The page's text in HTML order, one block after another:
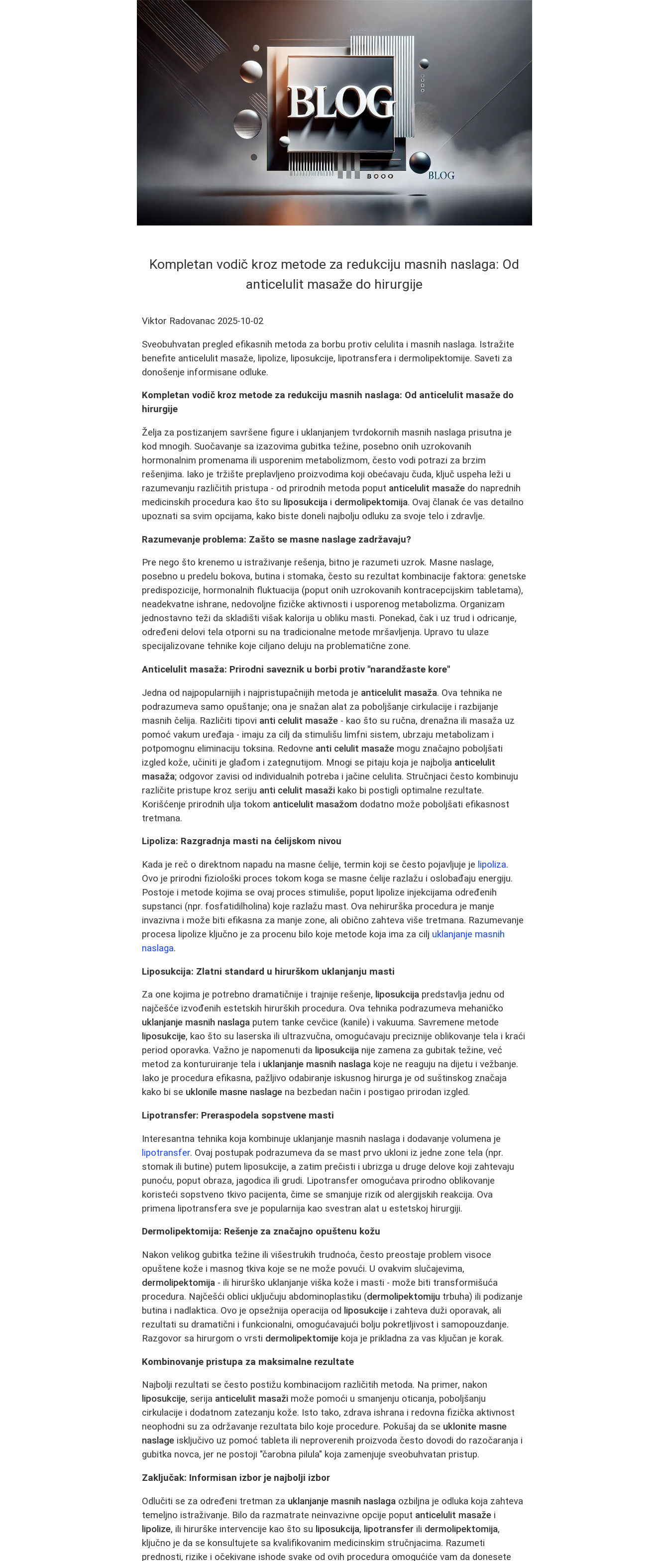
Kompletan vodič kroz metode za redukciju masnih naslaga: Od
anticelulit masaže do hirurgije
Viktor Radovanac 2025-10-02
Sveobuhvatan pregled efikasnih metoda za borbu protiv celulita i masnih naslaga. Istražite
benefite anticelulit masaže, lipolize, liposukcije, lipotransfera i dermolipektomije. Saveti za
donošenje informisane odluke.
Kompletan vodič kroz metode za redukciju masnih naslaga: Od anticelulit masaže do
hirurgije
Želja za postizanjem savršene figure i uklanjanjem tvrdokornih masnih naslaga prisutna je
kod mnogih. Suočavanje sa izazovima gubitka težine, posebno onih uzrokovanih
hormonalnim promenama ili usporenim metabolizmom, često vodi potrazi za brzim
rešenjima. Iako je tržište preplavljeno proizvodima koji obećavaju čuda, ključ uspeha leži u
razumevanju različitih pristupa - od prirodnih metoda poput anticelulit masaže do naprednih
medicinskih procedura kao što su liposukcija i dermolipektomija. Ovaj članak će vas detailno
upoznati sa svim opcijama, kako biste doneli najbolju odluku za svoje telo i zdravlje.
Razumevanje problema: Zašto se masne naslage zadržavaju?
Pre nego što krenemo u istraživanje rešenja, bitno je razumeti uzrok. Masne naslage,
posebno u predelu bokova, butina i stomaka, često su rezultat kombinacije faktora: genetske
predispozicije, hormonalnih fluktuacija (poput onih uzrokovanih kontracepcijskim tabletama),
neadekvatne ishrane, nedovoljne fizičke aktivnosti i usporenog metabolizma. Organizam
jednostavno teži da skladišti višak kalorija u obliku masti. Ponekad, čak i uz trud i odricanje,
određeni delovi tela otporni su na tradicionalne metode mršavljenja. Upravo tu ulaze
specijalizovane tehnike koje ciljano deluju na problematične zone.
Anticelulit masaža: Prirodni saveznik u borbi protiv "narandžaste kore"
Jedna od najpopularnijih i najpristupačnijih metoda je anticelulit masaža. Ova tehnika ne
podrazumeva samo opuštanje; ona je snažan alat za poboljšanje cirkulacije i razbijanje
masnih čelija. Različiti tipovi anti celulit masaže - kao što su ručna, drenažna ili masaža uz
pomoć vakum uređaja - imaju za cilj da stimulišu limfni sistem, ubrzaju metabolizam i
potpomognu eliminaciju toksina. Redovne anti celulit masaže mogu značajno poboljšati
izgled kože, učiniti je glađom i zategnutijom. Mnogi se pitaju koja je najbolja anticelulit
masaža; odgovor zavisi od individualnih potreba i jačine celulita. Stručnjaci često kombinuju
različite pristupe kroz seriju anti celulit masaži kako bi postigli optimalne rezultate.
Korišćenje prirodnih ulja tokom anticelulit masažom dodatno može poboljšati efikasnost
tretmana.
Lipoliza: Razgradnja masti na ćelijskom nivou
Kada je reč o direktnom napadu na masne ćelije, termin koji se često pojavljuje je lipoliza.
Ovo je prirodni fiziološki proces tokom koga se masne ćelije razlažu i oslobađaju energiju.
Postoje i metode kojima se ovaj proces stimuliše, poput lipolize injekcijama određenih
supstanci (npr. fosfatidilholina) koje razlažu mast. Ova nehirurška procedura je manje
invazivna i može biti efikasna za manje zone, ali obično zahteva više tretmana. Razumevanje
procesa lipolize ključno je za procenu bilo koje metode koja ima za cilj uklanjanje masnih
naslaga.
Liposukcija: Zlatni standard u hirurškom uklanjanju masti
Za one kojima je potrebno dramatičnije i trajnije rešenje, liposukcija predstavlja jednu od
najčešće izvođenih estetskih hirurških procedura. Ova tehnika podrazumeva mehaničko
uklanjanje masnih naslaga putem tanke cevčice (kanile) i vakuuma. Savremene metode
liposukcije, kao što su laserska ili ultrazvučna, omogućavaju preciznije oblikovanje tela i kraći
period oporavka. Važno je napomenuti da liposukcija nije zamena za gubitak težine, već
metod za konturuiranje tela i uklanjanje masnih naslaga koje ne reaguju na dijetu i vežbanje.
Iako je procedura efikasna, pažljivo odabiranje iskusnog hirurga je od suštinskog značaja
kako bi se uklonile masne naslage na bezbedan način i postigao prirodan izgled.
Lipotransfer: Preraspodela sopstvene masti
Interesantna tehnika koja kombinuje uklanjanje masnih naslaga i dodavanje volumena je
lipotransfer. Ovaj postupak podrazumeva da se mast prvo ukloni iz jedne zone tela (npr.
stomak ili butine) putem liposukcije, a zatim prečisti i ubrizga u druge delove koji zahtevaju
punoću, poput obraza, jagodica ili grudi. Lipotransfer omogućava prirodno oblikovanje
koristeći sopstveno tkivo pacijenta, čime se smanjuje rizik od alergijskih reakcija. Ova
primena lipotransfera sve je popularnija kao svestran alat u estetskoj hirurgiji.
Dermolipektomija: Rešenje za značajno opuštenu kožu
Nakon velikog gubitka težine ili višestrukih trudnoća, često preostaje problem visoce
opuštene kože i masnog tkiva koje se ne može povući. U ovakvim slučajevima,
dermolipektomija - ili hirurško uklanjanje viška kože i masti - može biti transformišuća
procedura. Najčešći oblici uključuju abdominoplastiku (dermolipektomiju trbuha) ili podizanje
butina i nadlaktica. Ovo je opsežnija operacija od liposukcije i zahteva duži oporavak, ali
rezultati su dramatični i funkcionalni, omogućavajući bolju pokretljivost i samopouzdanje.
Razgovor sa hirurgom o vrsti dermolipektomije koja je prikladna za vas ključan je korak.
Kombinovanje pristupa za maksimalne rezultate
Najbolji rezultati se često postižu kombinacijom različitih metoda. Na primer, nakon
liposukcije, serija anticelulit masaži može pomoći u smanjenju oticanja, poboljšanju
cirkulacije i dodatnom zatezanju kože. Isto tako, zdrava ishrana i redovna fizička aktivnost
neophodni su za održavanje rezultata bilo koje procedure. Pokušaj da se uklonite masne
naslage isključivo uz pomoć tableta ili neproverenih proizvoda često dovodi do razočaranja i
gubitka novca, jer ne postoji "čarobna pilula" koja zamenjuje sveobuhvatan pristup.
Zaključak: Informisan izbor je najbolji izbor
Odlučiti se za određeni tretman za uklanjanje masnih naslaga ozbiljna je odluka koja zahteva
temeljno istraživanje. Bilo da razmatrate neinvazivne opcije poput anticelulit masaže i
lipolize, ili hirurške intervencije kao što su liposukcija, lipotransfer ili dermolipektomija,
ključno je da se konsultujete sa kvalifikovanim medicinskim stručnjacima. Razumeti
prednosti, rizike i očekivane ishode svake od ovih procedura omogućiće vam da donesete